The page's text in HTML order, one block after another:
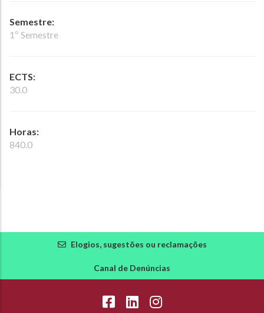
Semestre:
1º Semestre
ECTS:
30.0
Horas:
840.0
Elogios, sugestões ou reclamações
Canal de Denúncias